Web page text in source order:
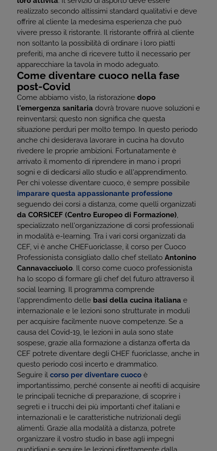
realizzato secondo altissimi standard qualitativi e deve
offrire al cliente la medesima esperienza che può
vivere presso il ristorante. Il ristorante offrirà al cliente
non soltanto la possibilità di ordinare i loro piatti
preferiti, ma anche di ricevere tutto il necessario per
apparecchiare la tavola in modo adeguato.
Come diventare cuoco nella fase
post-Covid
Come abbiamo visto, la ristorazione dopo
l'emergenza sanitaria dovrà trovare nuove soluzioni e
reinventarsi; questo non significa che questa
situazione perduri per molto tempo. In questo periodo
anche chi desiderava lavorare in cucina ha dovuto
rivedere le proprie ambizioni. Fortunatamente è
arrivato il momento di riprendere in mano i propri
sogni e di dedicarsi allo studio e all'apprendimento.
Per chi volesse diventare cuoco, è sempre possibile
imparare questa appassionante professione
seguendo dei corsi a distanza, come quelli organizzati
da CORSICEF (Centro Europeo di Formazione),
specializzato nell'organizzazione di corsi professionali
in modalità e-learning. Tra i vari corsi organizzati da
CEF, vi è anche CHEFuoriclasse, il corso per Cuoco
Professionista consigliato dallo chef stellato Antonino
Cannavacciuolo. Il corso come cuoco professionista
ha lo scopo di formare gli chef del futuro attraverso il
social learning. Il programma comprende
l'apprendimento delle basi della cucina italiana e
internazionale e le lezioni sono strutturate in moduli
per acquisire facilmente nuove competenze. Se a
causa del Covid-19, le lezioni in aula sono state
sospese, grazie alla formazione a distanza offerta da
CEF potrete diventare degli CHEF fuoriclasse, anche in
questo periodo così incerto e drammatico.
Seguire il corso per diventare cuoco è
importantissimo, perché consente ai neofiti di acquisire
le principali tecniche di preparazione, di scoprire i
segreti e i trucchi dei più importanti chef italiani e
internazionali e le caratteristiche nutrizionali degli
alimenti. Grazie alla modalità a distanza, potrete
organizzare il vostro studio in base agli impegni